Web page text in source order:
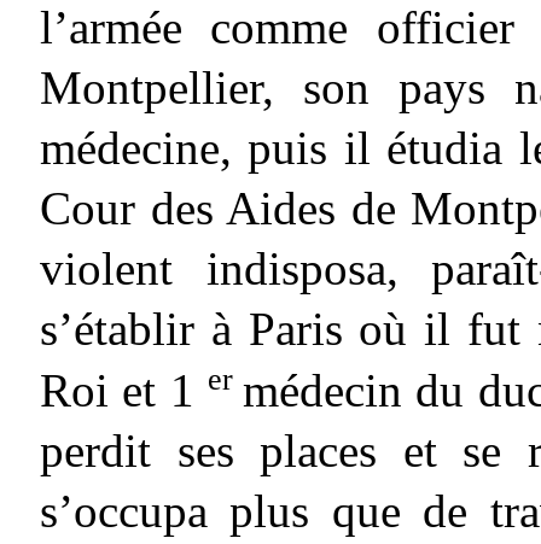
l’armée comme
Montpellier, son pays
médecine, puis il étudia
Cour des Aides de
violent indisposa,
s’établir à Paris où il fut
Roi et 1 ermédecin du
perdit ses places et
s’occupa plus que de